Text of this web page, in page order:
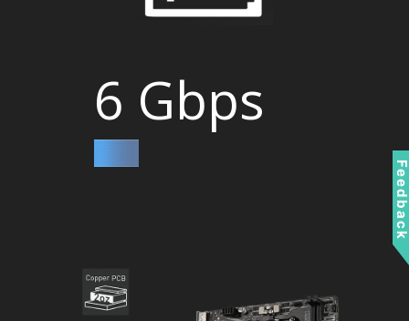
6 Gbps